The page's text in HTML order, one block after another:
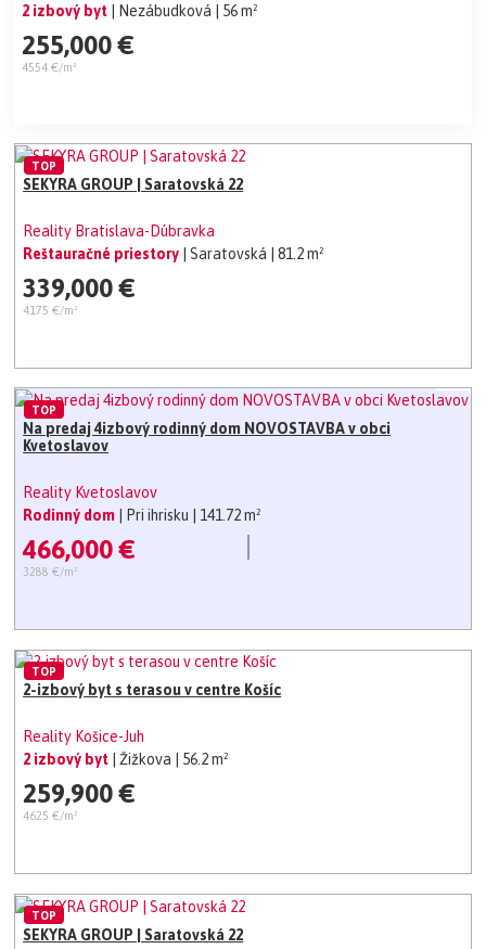
2 izbový byt
| Nezábudková | 56 m²
255,000 €
4554 €/m²
SEKYRA GROUP | Saratovská 22
Reality Bratislava-Dúbravka
Reštauračné priestory
| Saratovská | 81.2 m²
339,000 €
4175 €/m²
TOP
Na predaj 4izbový rodinný dom NOVOSTAVBA v obci
Kvetoslavov
Reality Kvetoslavov
Rodinný dom
| Pri ihrisku | 141.72 m²
466,000 €
3288 €/m²
TOP
2-izbový byt s terasou v centre Košíc
Reality Košice-Juh
2 izbový byt
| Žižkova | 56.2 m²
259,900 €
4625 €/m²
TOP
SEKYRA GROUP | Saratovská 22
TOP